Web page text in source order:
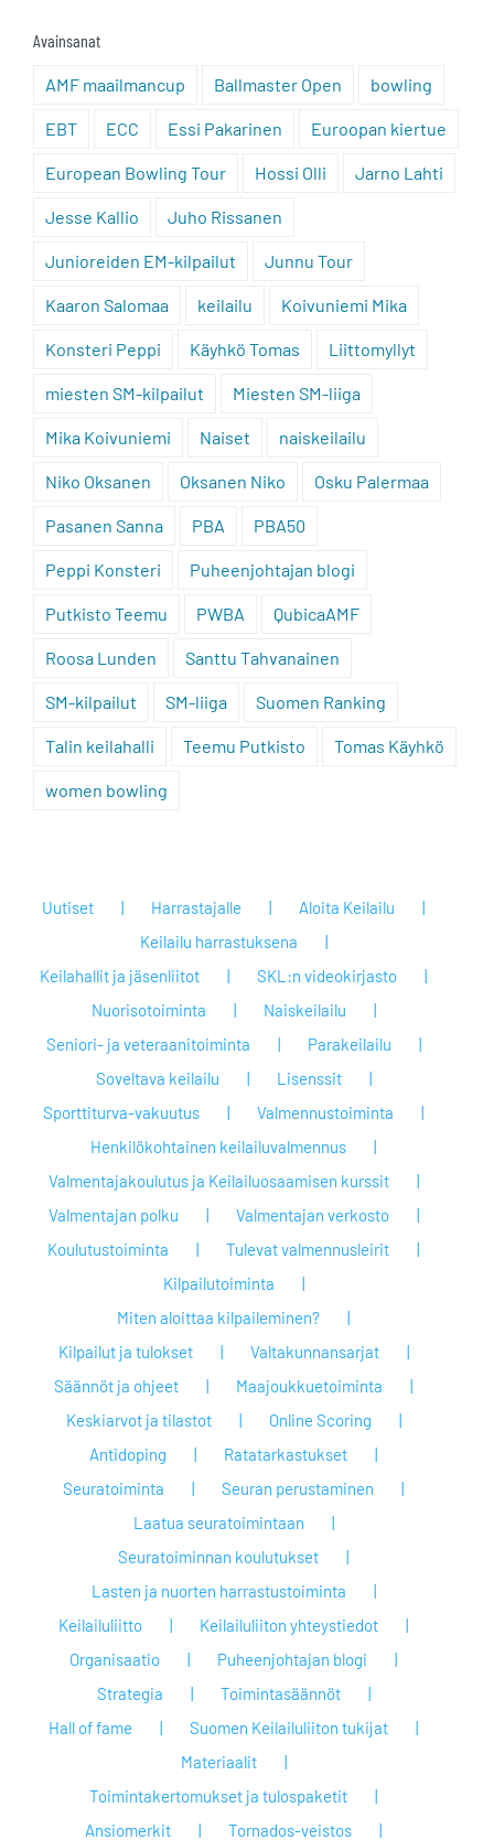
Avainsanat
AMF maailmancup Ballmaster Open bowling
EBT ECC Essi Pakarinen Euroopan kiertue
European Bowling Tour Hossi Olli Jarno Lahti
Jesse Kallio Juho Rissanen
Junioreiden EM-kilpailut Junnu Tour
Kaaron Salomaa keilailu Koivuniemi Mika
Konsteri Peppi Käyhkö Tomas Liittomyllyt
miesten SM-kilpailut Miesten SM-liiga
Mika Koivuniemi Naiset naiskeilailu
Niko Oksanen Oksanen Niko Osku Palermaa
Pasanen Sanna PBA PBA50
Peppi Konsteri Puheenjohtajan blogi
Putkisto Teemu PWBA QubicaAMF
Roosa Lunden Santtu Tahvanainen
SM-kilpailut SM-liiga Suomen Ranking
Talin keilahalli Teemu Putkisto Tomas Käyhkö
women bowling
Uutiset Harrastajalle
Aloita Keilailu
Keilailu harrastuksena
Keilahallit ja jäsenliitot
SKL:n videokirjasto
Nuorisotoiminta
Naiskeilailu
Seniori- ja veteraanitoiminta
Parakeilailu
Soveltava keilailu
Lisenssit
Sporttiturva-vakuutus
Valmennustoiminta
Henkilökohtainen keilailuvalmennus
Valmentajakoulutus ja Keilailuosaamisen kurssit
Valmentajan polku
Valmentajan verkosto
Koulutustoiminta
Tulevat valmennusleirit
Kilpailutoiminta
Miten aloittaa kilpaileminen?
Kilpailut ja tulokset
Valtakunnansarjat
Säännöt ja ohjeet
Maajoukkuetoiminta
Keskiarvot ja tilastot
Online Scoring
Antidoping
Ratatarkastukset
Seuratoiminta
Seuran perustaminen
Laatua seuratoimintaan
Seuratoiminnan koulutukset
Lasten ja nuorten harrastustoiminta
Keilailuliitto
Keilailuliiton yhteystiedot
Organisaatio
Puheenjohtajan blogi
Strategia
Toimintasäännöt
Hall of fame
Suomen Keilailuliiton tukijat
Materiaalit
Toimintakertomukset ja tulospaketit
Ansiomerkit
Tornados-veistos